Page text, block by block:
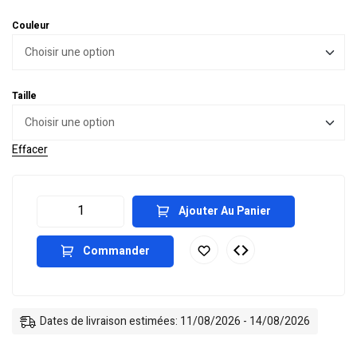
Couleur
Taille
Effacer
Ajouter Au Panier
Commander
Dates de livraison estimées: 11/08/2026 - 14/08/2026